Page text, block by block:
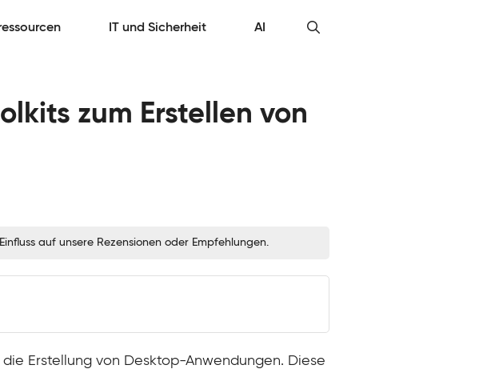
IT und Sicherheit AI
zum Erstellen von
auf unsere Rezensionen oder Empfehlungen.
Erstellung von Desktop-Anwendungen. Diese